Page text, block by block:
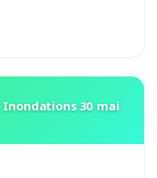
Inondations 30 mai